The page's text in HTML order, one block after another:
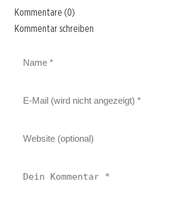
Kommentare (0)
Kommentar schreiben